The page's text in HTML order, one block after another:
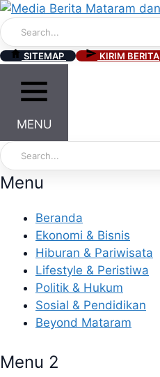
Skip
to
content
SITEMAP KIRIM BERITA
MENU
Menu
Beranda
Ekonomi & Bisnis
Hiburan & Pariwisata
Lifestyle & Peristiwa
Politik & Hukum
Sosial & Pendidikan
Beyond Mataram
Menu 2